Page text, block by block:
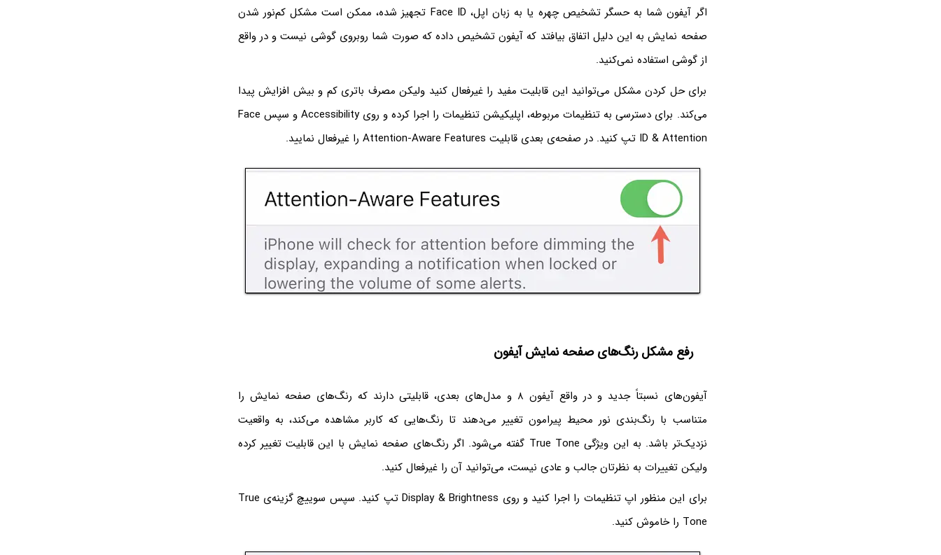
اگر آیفون شما به حسگر تشخیص چهره یا به زبان اپل، Face ID تجهیز شده، ممکن است مشکل کم‌نور شدن
صفحه نمایش به این دلیل اتفاق بیافتد که آیفون تشخیص داده که صورت شما روبروی گوشی نیست و در واقع
از گوشی استفاده نمی‌کنید.
برای حل کردن مشکل می‌توانید این قابلیت مفید را غیرفعال کنید ولیکن مصرف باتری کم و بیش افزایش پیدا
می‌کند. برای دسترسی به تنظیمات مربوطه، اپلیکیشن تنظیمات را اجرا کرده و روی Accessibility و سپس Face
ID & Attention تپ کنید. در صفحه‌ی بعدی قابلیت Attention-Aware Features را غیرفعال نمایید.
رفع مشکل رنگ‌های صفحه نمایش آیفون
آیفون‌های نسبتاً جدید و در واقع آیفون ۸ و مدل‌های بعدی، قابلیتی دارند که رنگ‌های صفحه نمایش را
متناسب با رنگ‌بندی نور محیط پیرامون تغییر می‌دهند تا رنگ‌هایی که کاربر مشاهده می‌کند، به واقعیت
نزدیک‌تر باشد. به این ویژگی True Tone گفته می‌شود. اگر رنگ‌های صفحه نمایش با این قابلیت تغییر کرده
ولیکن تغییرات به نظرتان جالب و عادی نیست، می‌توانید آن را غیرفعال کنید.
برای این منظور اپ تنظیمات را اجرا کنید و روی Display & Brightness تپ کنید. سپس سوییچ گزینه‌ی True
Tone را خاموش کنید.